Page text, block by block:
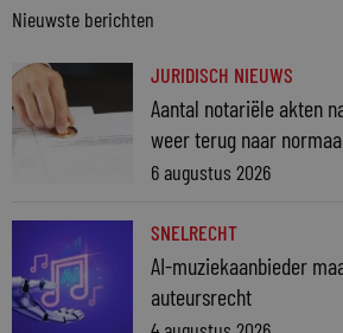
Nieuwste berichten
JURIDISCH NIEUWS
Aantal notariële akten
weer terug naar
6 augustus 2026
SNELRECHT
AI-muziekaanbieder
auteursrecht